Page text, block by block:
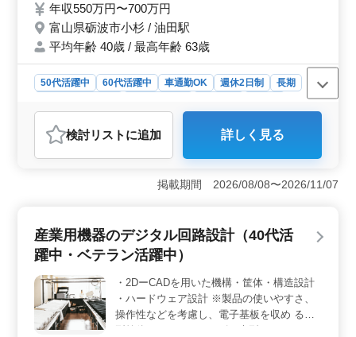
遇資格〜 ・技術士(種類不問) ・RCCM(種類
不問) ＊単身用宿舎完備 ＊50代、60代歓迎
＼皆様のご応募お待ちしております／
年収550万円〜700万円
富山県砺波市小杉 / 油田駅
平均年齢 40歳 / 最高年齢 63歳
50代活躍中 60代活躍中 車通勤OK 週休2日制
長期
建設コンサルタント
おすすめポイント
＜経験者優遇＞ 発注者支援業務の経験をお持ちの方を
歓迎しています。中高年の方々も中心に活躍しており、
これまでの経験を若手に伝えながら、新しいプロジェク
い方に最適な環境です。 ＜充実した福利厚生＞ 当
社では、週休2日制や全額支給の通勤手当、単身用宿舎の
時間も少なめに設定し、ワークライフバランスを大切に
しています。安心して長期間働ける環境を提供いたしま
す。 ＜資格取得支援＞ 1級土木施工管理技士などの
資格をお持ちでない方も、ご相談いただければサポート
検討リスト に追加 詳しく見る
掲載期間 2026/08/08〜2026/11/07
産業用機器のデジタル回路設計（40代活
躍中・ベテラン活躍中）
・2DーCADを用いた機構・筐体・構造設計
・ハードウェア設計 ※製品の使いやすさ、
操作性などを考慮し、電子基板を収め る小